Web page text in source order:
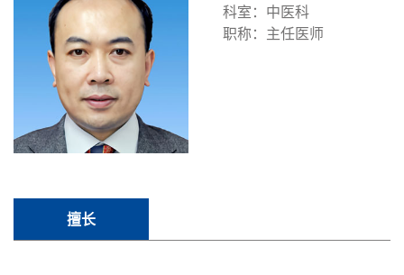
科室：中医科
职称：主任医师
擅长